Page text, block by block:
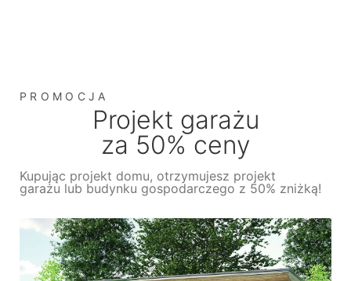
PROMOCJA
Projekt garażu
za 50% ceny
Kupując projekt domu, otrzymujesz projekt
garażu lub budynku gospodarczego z 50% zniżką!